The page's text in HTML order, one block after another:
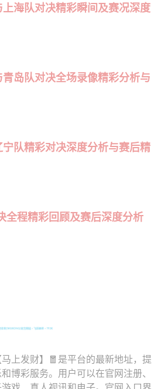
海队对决精彩瞬间及赛况深度
岛队对决全场录像精彩分析与
队精彩对决深度分析与赛后精
全程精彩回顾及赛后深度分析
上发财】🧧是平台的最新地址，提
博彩服务。用户可以在官网注册、
戏、真人视讯和电子。官网入口界